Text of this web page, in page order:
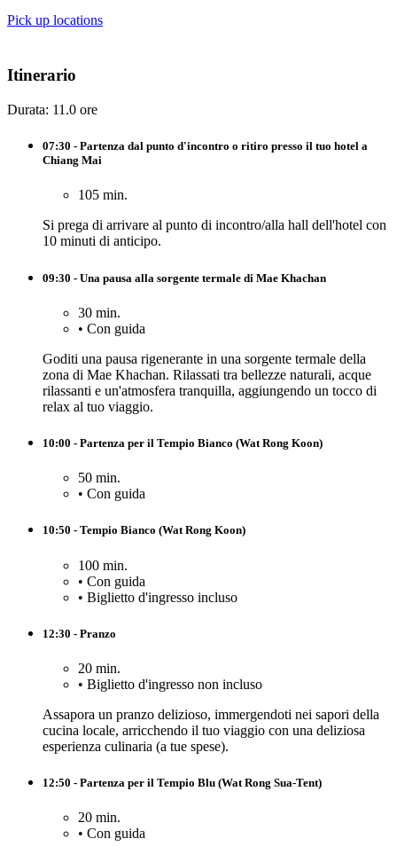
Pick up locations
Itinerario
Durata: 11.0 ore
07:30 - Partenza dal punto d'incontro o ritiro presso il tuo hotel a
Chiang Mai
105 min.
Si prega di arrivare al punto di incontro/alla hall dell'hotel con
10 minuti di anticipo.
09:30 - Una pausa alla sorgente termale di Mae Khachan
30 min.
• Con guida
Goditi una pausa rigenerante in una sorgente termale della
zona di Mae Khachan. Rilassati tra bellezze naturali, acque
rilassanti e un'atmosfera tranquilla, aggiungendo un tocco di
relax al tuo viaggio.
10:00 - Partenza per il Tempio Bianco (Wat Rong Koon)
50 min.
• Con guida
10:50 - Tempio Bianco (Wat Rong Koon)
100 min.
• Con guida
• Biglietto d'ingresso incluso
12:30 - Pranzo
20 min.
• Biglietto d'ingresso non incluso
Assapora un pranzo delizioso, immergendoti nei sapori della
cucina locale, arricchendo il tuo viaggio con una deliziosa
esperienza culinaria (a tue spese).
12:50 - Partenza per il Tempio Blu (Wat Rong Sua-Tent)
20 min.
• Con guida